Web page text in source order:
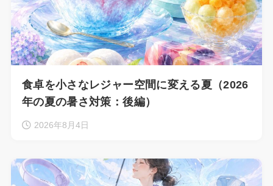
食卓を小さなレジャー空間に変える夏（2026
年の夏の暑さ対策：後編）
2026年8月4日